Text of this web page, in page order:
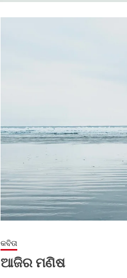
କବିତା
ଆଜିର ମଣିଷ